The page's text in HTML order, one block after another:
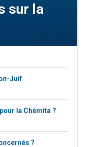
sur la
Juif
la Chémita ?
?